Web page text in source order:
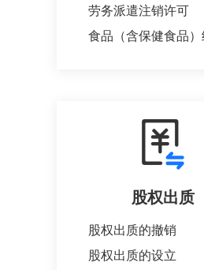
劳务派遣注销许可
股权出质
股权出质的撤销
股权出质的设立